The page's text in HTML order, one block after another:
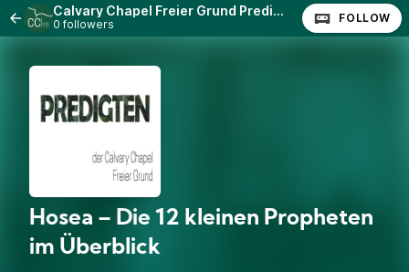
Calvary Chapel Freier Grund Predigten
0 followers FOLLOW
Hosea – Die 12 kleinen Propheten
im Überblick